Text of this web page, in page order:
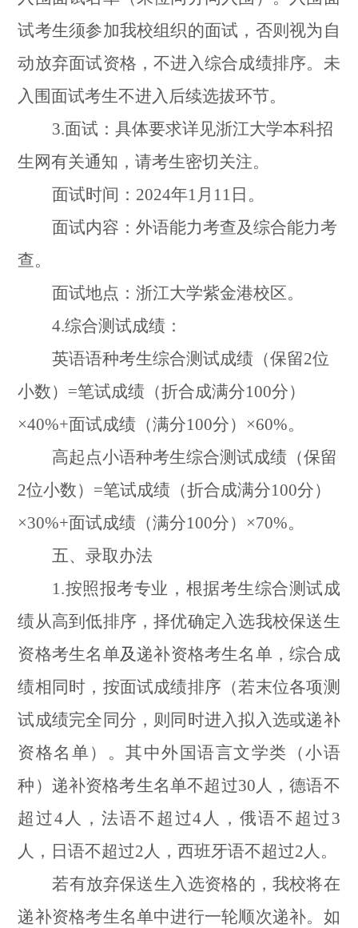
试考生须参加我校组织的面试，否则视为自
动放弃面试资格，不进入综合成绩排序。未
入围面试考生不进入后续选拔环节。
3.面试：具体要求详见浙江大学本科招
生网有关通知，请考生密切关注。
面试时间： 2024年1 月 11 日。
面试内容：外语能力考查及综合能力考
查。
面试地点：浙江大学紫金港校区。
4.综合测试成绩：
英语语种考生综合测试成绩（保留2位
小数） =笔试成绩（折合成满分100分）
×40%+面试成绩（满分100分） ×60%。
高起点小语种考生综合测试成绩（保留
2位小数） =笔试成绩（折合成满分100分）
×30%+面试成绩（满分100分） ×70%。
五、录取办法
1.按照报考专业，根据考生综合测试成
绩从高到低排序，择优确定入选我校保送生
资格考生名单及递补资格考生名单，综合成
绩相同时，按面试成绩排序（若末位各项测
试成绩完全同分，则同时进入拟入选或递补
资格名单）。其中外国语言文学类（小语
种）递补资格考生名单不超过30人，德语不
超过4 人，法语不超过4 人，俄语不超过3
人，日语不超过2人，西班牙语不超过2人 。
若有放弃保送生入选资格的，我校将在
递补资格考生名单中进行一轮顺次递补。如